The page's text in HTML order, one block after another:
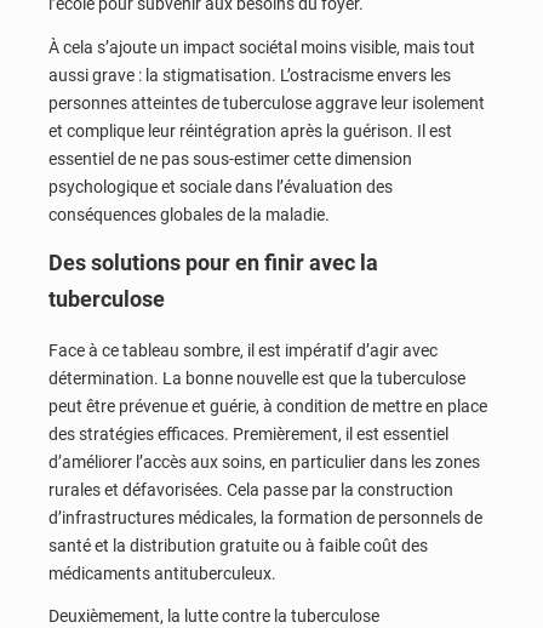
l’école pour subvenir aux besoins du foyer.
À cela s’ajoute un impact sociétal moins visible, mais tout
aussi grave : la stigmatisation. L’ostracisme envers les
personnes atteintes de tuberculose aggrave leur isolement
et complique leur réintégration après la guérison. Il est
essentiel de ne pas sous-estimer cette dimension
psychologique et sociale dans l’évaluation des
conséquences globales de la maladie.
Des solutions pour en finir avec la
tuberculose
Face à ce tableau sombre, il est impératif d’agir avec
détermination. La bonne nouvelle est que la tuberculose
peut être prévenue et guérie, à condition de mettre en place
des stratégies efficaces. Premièrement, il est essentiel
d’améliorer l’accès aux soins, en particulier dans les zones
rurales et défavorisées. Cela passe par la construction
d’infrastructures médicales, la formation de personnels de
santé et la distribution gratuite ou à faible coût des
médicaments antituberculeux.
Deuxièmement, la lutte contre la tuberculose